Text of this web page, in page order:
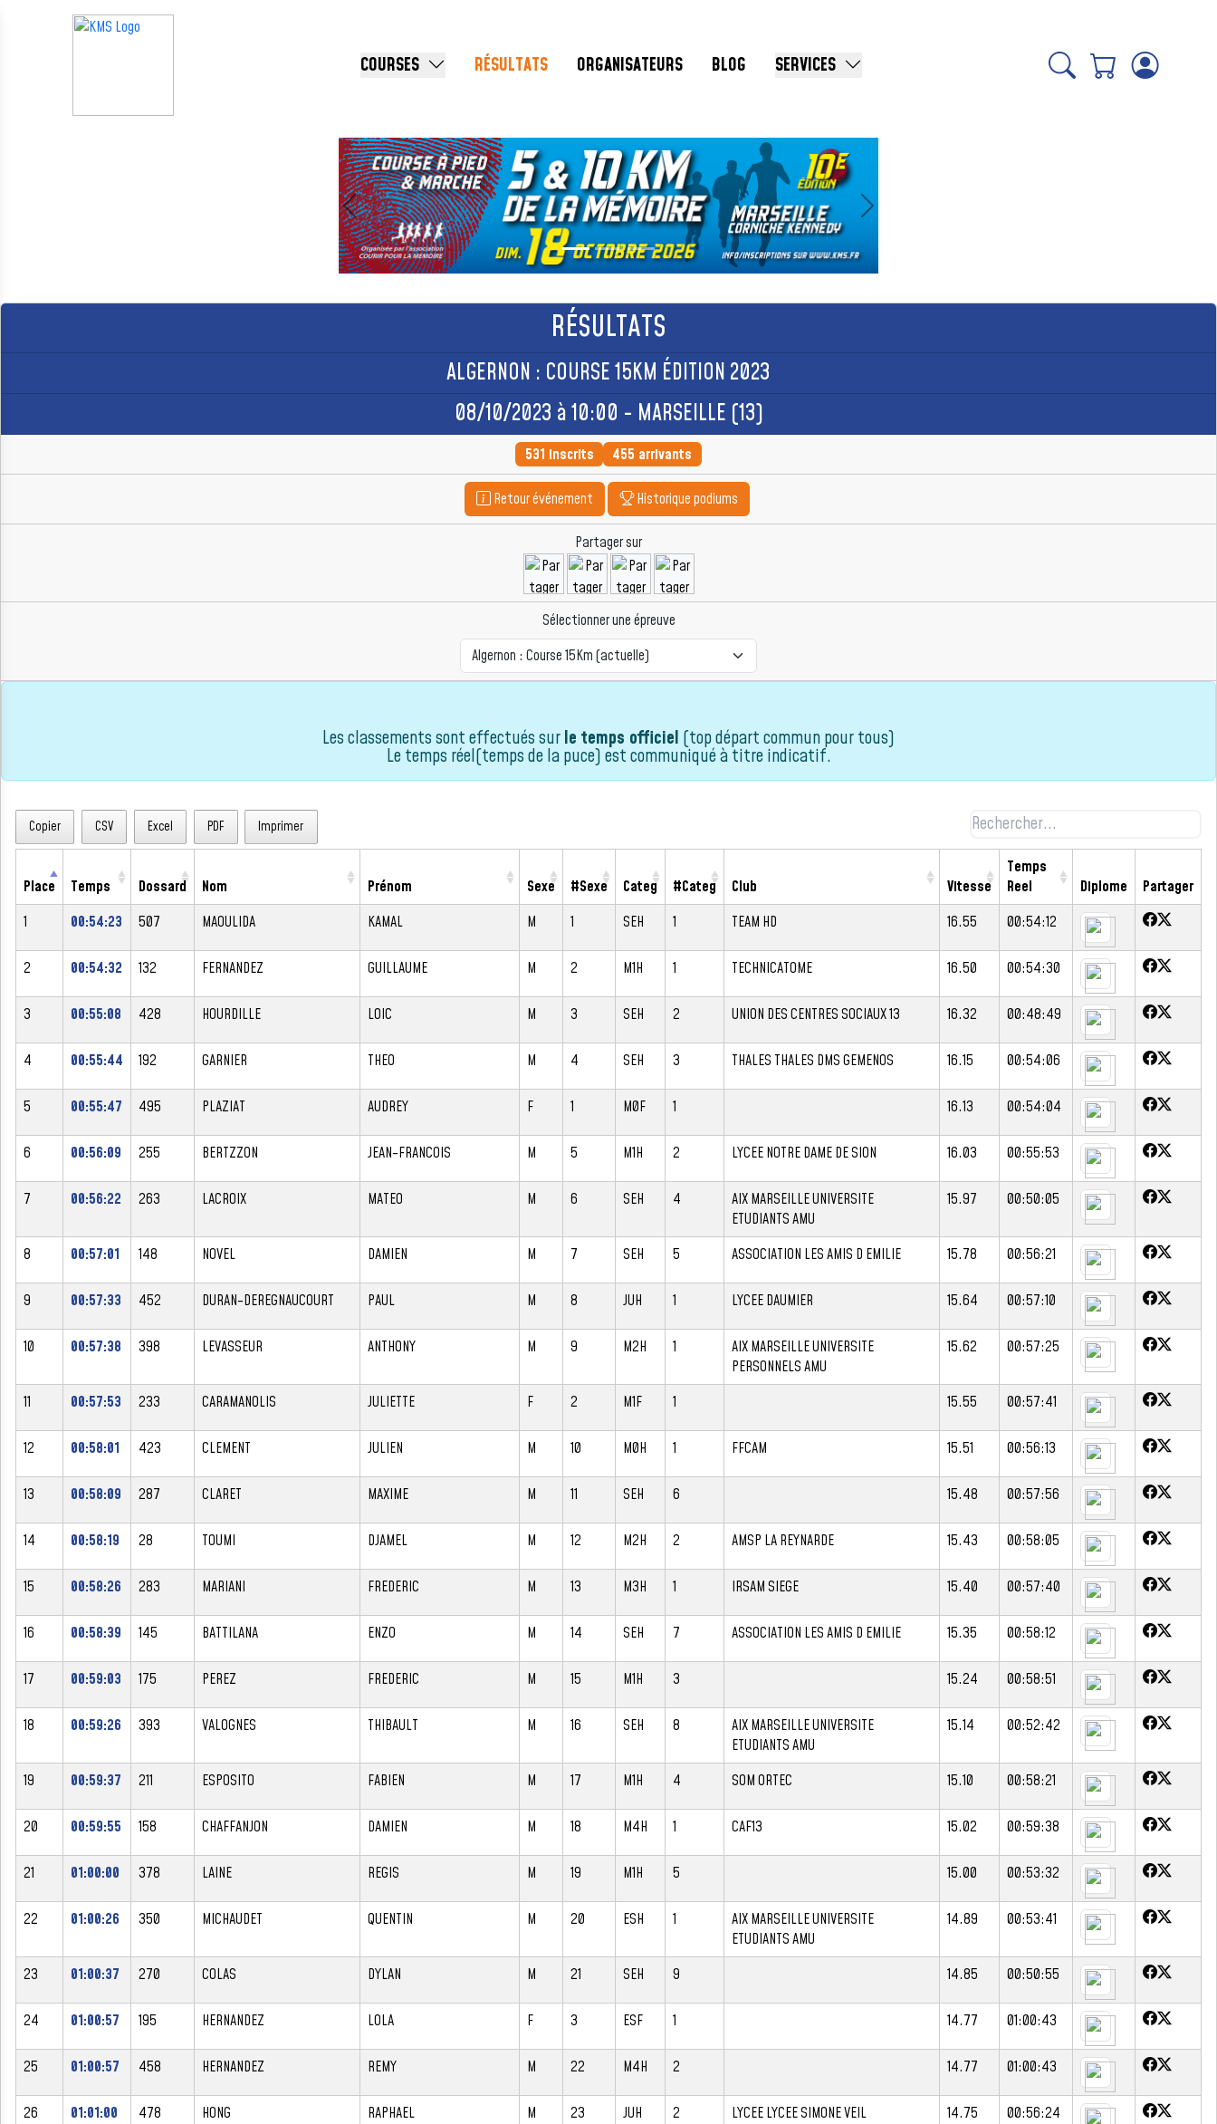
COURSES RÉSULTATS ORGANISATEURS BLOG SERVICES
Précédent Suivant
RÉSULTATS
ALGERNON : COURSE 15KM ÉDITION 2023
08/10/2023 à 10:00 - MARSEILLE (13)
531 inscrits 455 arrivants
Retour événement Historique podiums
Partager sur
Sélectionner une épreuve
Les classements sont effectués surle temps officiel (top départ commun pour tous)
Le temps réel(temps de la puce) est communiqué à titre indicatif.
Copier CSV Excel PDF Imprimer
Place Temps Dossard Nom Prénom Sexe #Sexe Categ #Categ Club Vitesse
Temps
Reel
Diplome
Partager
1
00:54:23 507 MAOULIDA KAMAL M 1 SEH 1 TEAM HD 16.55 00:54:12
2 00:54:32 132 FERNANDEZ GUILLAUME M 2 M1H 1 TECHNICATOME 16.50 00:54:30
3 00:55:08 428 HOURDILLE LOIC M 3 SEH 2 UNION DES CENTRES SOCIAUX 13 16.32 00:48:49
4 00:55:44 192 GARNIER THEO M 4 SEH 3 THALES THALES DMS GEMENOS 16.15 00:54:06
5 00:55:47 495 PLAZIAT AUDREY F 1 M0F 1 16.13 00:54:04
6 00:56:09 255 BERTZZON JEAN-FRANCOIS M 5 M1H 2 LYCEE NOTRE DAME DE SION 16.03 00:55:53
7 00:56:22 263 LACROIX MATEO M 6 SEH 4
AIX MARSEILLE UNIVERSITE
ETUDIANTS AMU
15.97 00:50:05
8 00:57:01 148 NOVEL DAMIEN M 7 SEH 5 ASSOCIATION LES AMIS D EMILIE 15.78 00:56:21
9 00:57:33 452 DURAN-DEREGNAUCOURT PAUL M 8 JUH 1 LYCEE DAUMIER 15.64 00:57:10
10 00:57:38 398 LEVASSEUR ANTHONY M 9 M2H 1
AIX MARSEILLE UNIVERSITE
PERSONNELS AMU
15.62 00:57:25
11 00:57:53 233 CARAMANOLIS JULIETTE F 2 M1F 1 15.55 00:57:41
12 00:58:01 423 CLEMENT JULIEN M 10 M0H 1 FFCAM 15.51 00:56:13
13 00:58:09 287 CLARET MAXIME M 11 SEH 6 15.48 00:57:56
14 00:58:19 28 TOUMI DJAMEL M 12 M2H 2 AMSP LA REYNARDE 15.43 00:58:05
15 00:58:26 283 MARIANI FREDERIC M 13 M3H 1 IRSAM SIEGE 15.40 00:57:40
16 00:58:39 145 BATTILANA ENZO M 14 SEH 7 ASSOCIATION LES AMIS D EMILIE 15.35 00:58:12
17 00:59:03 175 PEREZ FREDERIC M 15 M1H 3 15.24 00:58:51
18 00:59:26 393 VALOGNES THIBAULT M 16 SEH 8
AIX MARSEILLE UNIVERSITE
ETUDIANTS AMU
15.14 00:52:42
19 00:59:37 211 ESPOSITO FABIEN M 17 M1H 4 SOM ORTEC 15.10 00:58:21
20 00:59:55 158 CHAFFANJON DAMIEN M 18 M4H 1 CAF13 15.02 00:59:38
21 01:00:00 378 LAINE REGIS M 19 M1H 5 15.00 00:53:32
22 01:00:26 350 MICHAUDET QUENTIN M 20 ESH 1
AIX MARSEILLE UNIVERSITE
ETUDIANTS AMU
14.89 00:53:41
23 01:00:37 270 COLAS DYLAN M 21 SEH 9 14.85 00:50:55
24 01:00:57 195 HERNANDEZ LOLA F 3 ESF 1 14.77 01:00:43
25 01:00:57 458 HERNANDEZ REMY M 22 M4H 2 14.77 01:00:43
26 01:01:00 478 HONG RAPHAEL M 23 JUH 2 LYCEE LYCEE SIMONE VEIL 14.75 00:56:24
Panneau de gestion des cookies